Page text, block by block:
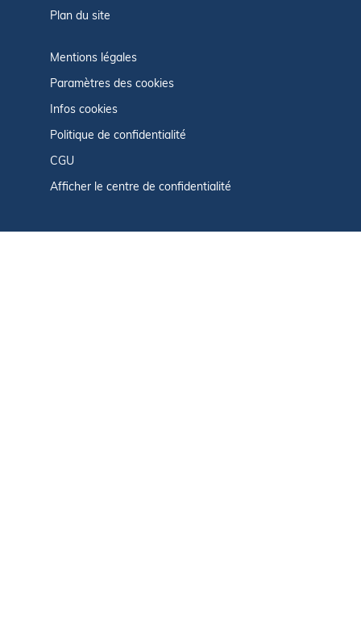
Plan du site
Mentions légales
Paramètres des cookies
Infos cookies
Politique de confidentialité
CGU
Afficher le centre de confidentialité